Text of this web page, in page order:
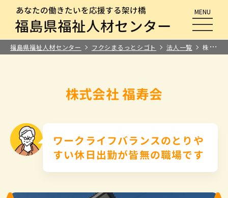
MENU
メニ
福島県福祉人材センター フクシまるっとシゴト 法人一覧 株式会社 福寿会
株式会社 福寿会
ワークライフバランスのとりや
すい休日出勤が皆無の職場です